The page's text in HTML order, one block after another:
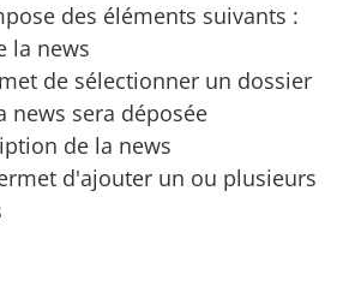
des éléments suivants :
la news
de sélectionner un dossier
news sera déposée
de la news
d'ajouter un ou plusieurs